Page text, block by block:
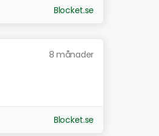
Blocket.se
8 månader
Blocket.se